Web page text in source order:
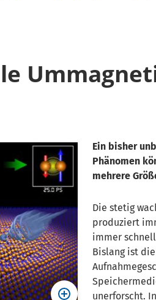
Ein bisher
Phänomen
mehrere
Die stetig
produziert
immer
Bislang ist
unerforscht.